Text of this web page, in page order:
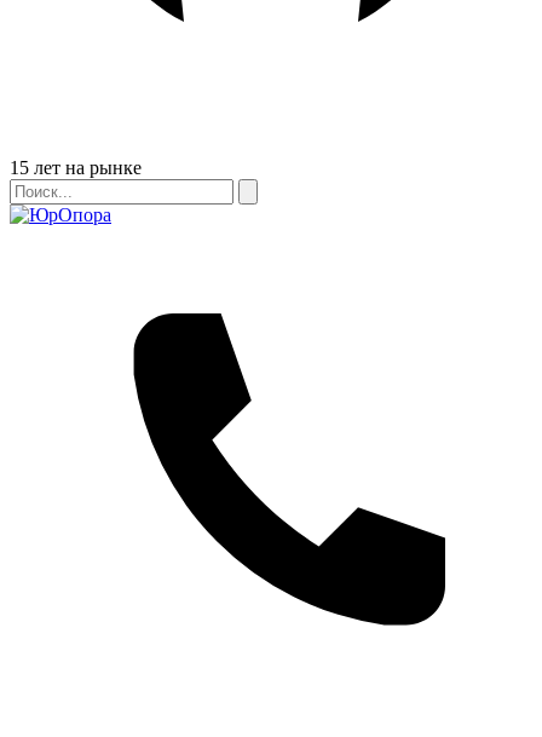
Бейдж
15 лет на рынке
Поиск
Поиск